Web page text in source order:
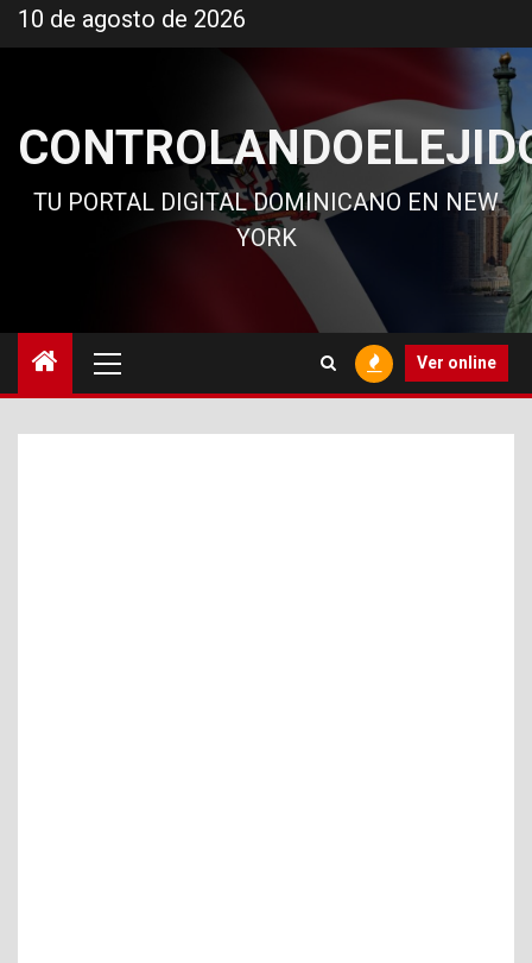
al
10 de agosto de 2026
TU PORTAL DIGITAL DOMINICANO EN NEW
YORK
principal
Ver online